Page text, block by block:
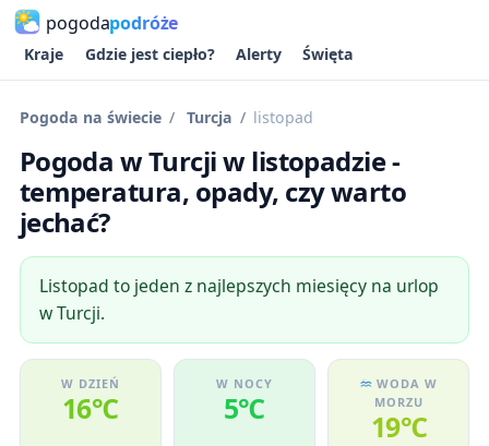
pogodapodróże
Kraje Gdzie jest ciepło? Alerty Święta
Pogoda na świecie Turcja listopad
Pogoda w Turcji w listopadzie -
temperatura, opady, czy warto
jechać?
Listopad to jeden z najlepszych miesięcy na urlop
w Turcji.
W DZIEŃ
16℃
W NOCY
5℃
WODA W
MORZU
19℃